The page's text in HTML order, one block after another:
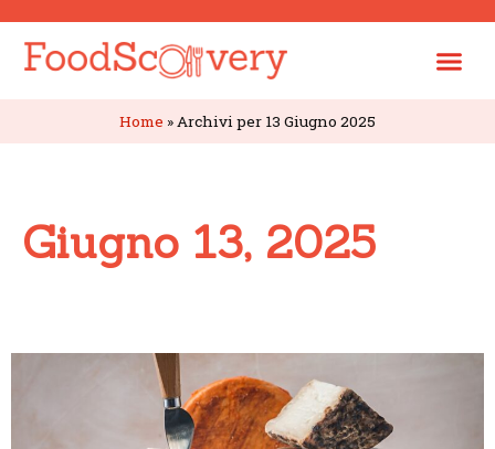
Home »Archivi per 13 Giugno 2025
Giugno 13, 2025